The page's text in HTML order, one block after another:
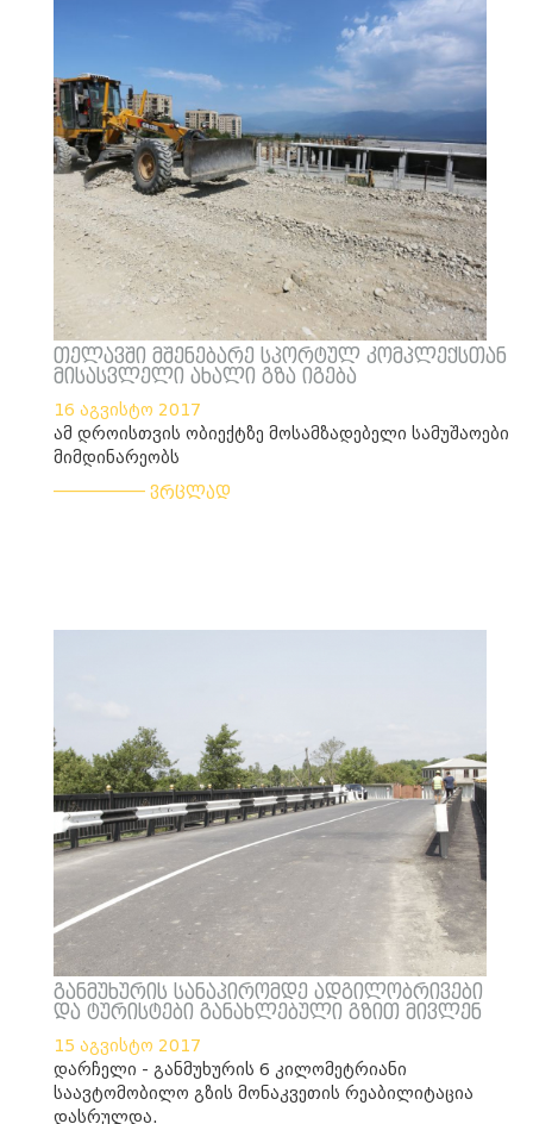
თელავში მშენებარე სპორტულ კომპლექსთან
მისასვლელი ახალი გზა იგება
16 აგვისტო 2017
ამ დროისთვის ობიექტზე მოსამზადებელი სამუშაოები
მიმდინარეობს
ვრცლად
განმუხურის სანაპირომდე ადგილობრივები
და ტურისტები განახლებული გზით მივლენ
15 აგვისტო 2017
დარჩელი - განმუხურის 6 კილომეტრიანი
საავტომობილო გზის მონაკვეთის რეაბილიტაცია
დასრულდა.